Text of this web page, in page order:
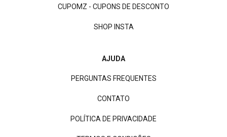
CUPOMZ - CUPONS DE DESCONTO
SHOP INSTA
AJUDA
PERGUNTAS FREQUENTES
CONTATO
POLÍTICA DE PRIVACIDADE